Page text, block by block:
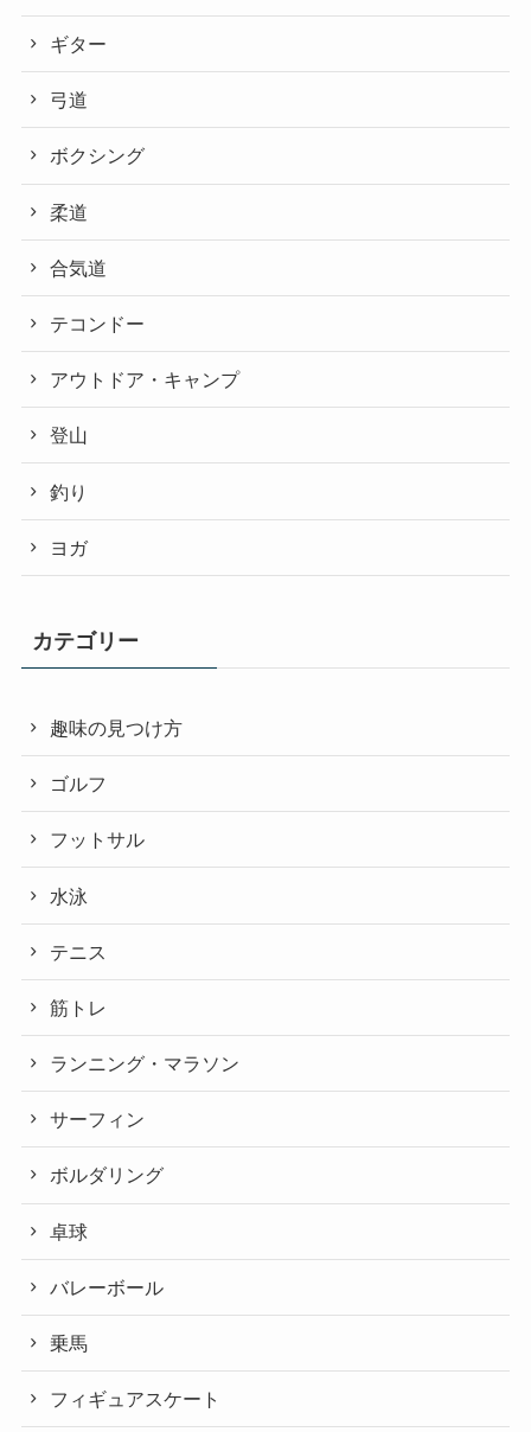
ギター
弓道
ボクシング
柔道
合気道
テコンドー
アウトドア・キャンプ
登山
釣り
ヨガ
カテゴリー
趣味の見つけ方
ゴルフ
フットサル
水泳
テニス
筋トレ
ランニング・マラソン
サーフィン
ボルダリング
卓球
バレーボール
乗馬
フィギュアスケート